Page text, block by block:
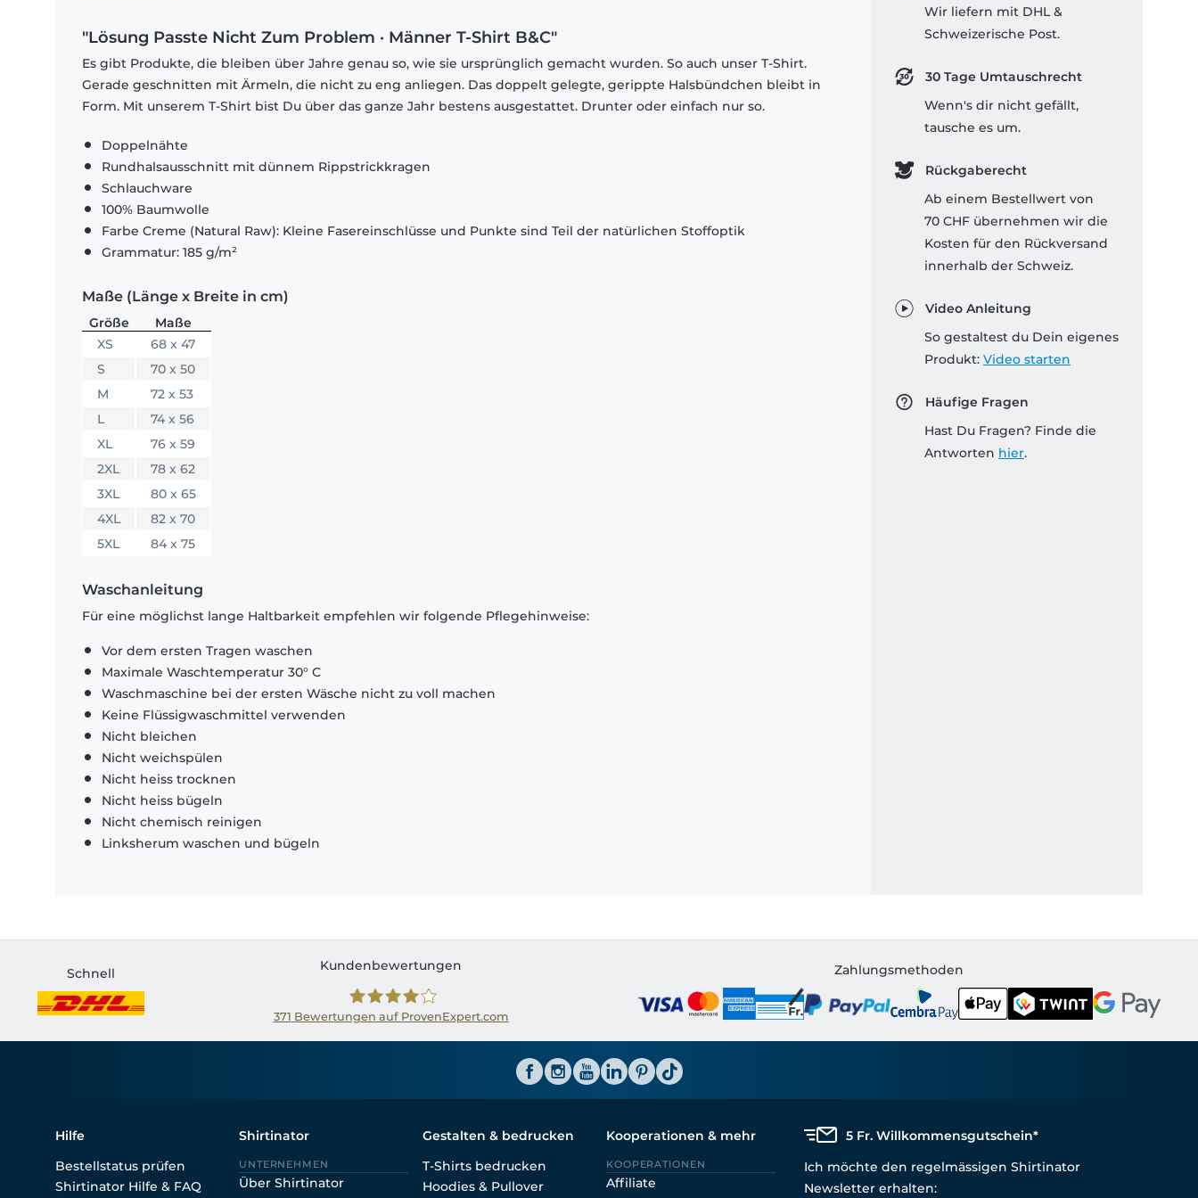
"Lösung Passte Nicht Zum Problem · Männer T-Shirt B&C"
Es gibt Produkte, die bleiben über Jahre genau so, wie sie ursprünglich gemacht wurden. So auch unser T-Shirt.
Gerade geschnitten mit Ärmeln, die nicht zu eng anliegen. Das doppelt gelegte, gerippte Halsbündchen bleibt in
Form. Mit unserem T-Shirt bist Du über das ganze Jahr bestens ausgestattet. Drunter oder einfach nur so.
Doppelnähte
Rundhalsausschnitt mit dünnem Rippstrickkragen
Schlauchware
100% Baumwolle
Farbe Creme (Natural Raw): Kleine Fasereinschlüsse und Punkte sind Teil der natürlichen Stoffoptik
Grammatur: 185 g/m²
Maße (Länge x Breite in cm)
Größe
Maße
XS
68 x 47
S
70 x 50
M
72 x 53
L
74 x 56
XL
76 x 59
2XL
78 x 62
3XL
80 x 65
4XL
82 x 70
5XL
84 x 75
Waschanleitung
Für eine möglichst lange Haltbarkeit empfehlen wir folgende Pflegehinweise:
Vor dem ersten Tragen waschen
Maximale Waschtemperatur 30° C
Waschmaschine bei der ersten Wäsche nicht zu voll machen
Keine Flüssigwaschmittel verwenden
Nicht bleichen
Nicht weichspülen
Nicht heiss trocknen
Nicht heiss bügeln
Nicht chemisch reinigen
Linksherum waschen und bügeln
Wir liefern mit DHL &
Schweizerische Post.
30 Tage Umtauschrecht
Wenn's dir nicht gefällt,
tausche es um.
Rückgaberecht
Ab einem Bestellwert von
70 CHF übernehmen wir die
Kosten für den Rückversand
innerhalb der Schweiz.
Video Anleitung
So gestaltest du Dein eigenes
Produkt: Video starten
Häufige Fragen
Hast Du Fragen? Finde die
Antworten hier.
Schnell
Kundenbewertungen
371 Bewertungen auf ProvenExpert.com
Zahlungsmethoden
Hilfe
Bestellstatus prüfen
Shirtinator Hilfe & FAQ
Shirtinator
UNTERNEHMEN
Über Shirtinator
Gestalten & bedrucken
T-Shirts bedrucken
Hoodies & Pullover
Kooperationen & mehr
KOOPERATIONEN
Affiliate
5 Fr. Willkommensgutschein*
Ich möchte den regelmässigen Shirtinator
Newsletter erhalten: